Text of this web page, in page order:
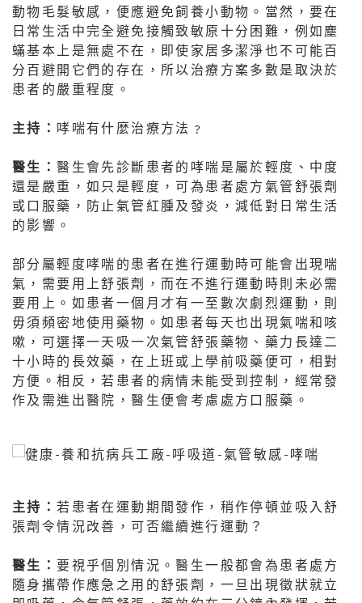
動物毛髮敏感，便應避免飼養小動物。當然，要在
日常生活中完全避免接觸致敏原十分困難，例如塵
蟎基本上是無處不在，即使家居多潔淨也不可能百
分百避開它們的存在，所以治療方案多數是取決於
患者的嚴重程度。
主持： 哮喘有什麼治療方法﹖
醫生：醫生會先診斷患者的哮喘是屬於輕度、中度
還是嚴重，如只是輕度，可為患者處方氣管舒張劑
或口服藥，防止氣管紅腫及發炎，減低對日常生活
的影響。
部分屬輕度哮喘的患者在進行運動時可能會出現喘
氣，需要用上舒張劑，而在不進行運動時則未必需
要用上。如患者一個月才有一至數次劇烈運動，則
毋須頻密地使用藥物。如患者每天也出現氣喘和咳
嗽，可選擇一天吸一次氣管舒張藥物、藥力長達二
十小時的長效藥，在上班或上學前吸藥便可，相對
方便。相反，若患者的病情未能受到控制，經常發
作及需進出醫院，醫生便會考慮處方口服藥。
主持：若患者在運動期間發作，稍作停頓並吸入舒
張劑令情況改善，可否繼續進行運動？
醫生：要視乎個別情況。醫生一般都會為患者處方
隨身攜帶作應急之用的舒張劑，一旦出現徵狀就立